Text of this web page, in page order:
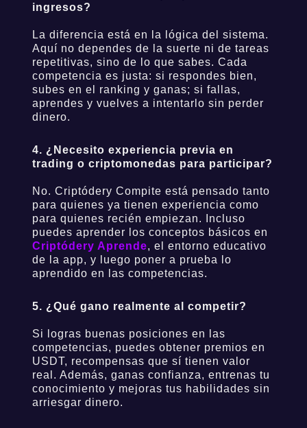
ingresos?
La diferencia está en la lógica del sistema.
Aquí no dependes de la suerte ni de tareas
repetitivas, sino de lo que sabes. Cada
competencia es justa: si respondes bien,
subes en el ranking y ganas; si fallas,
aprendes y vuelves a intentarlo sin perder
dinero.
4. ¿Necesito experiencia previa en
trading o criptomonedas para participar?
No. Criptódery Compite está pensado tanto
para quienes ya tienen experiencia como
para quienes recién empiezan. Incluso
puedes aprender los conceptos básicos en
Criptódery Aprende, el entorno educativo
de la app, y luego poner a prueba lo
aprendido en las competencias.
5. ¿Qué gano realmente al competir?
Si logras buenas posiciones en las
competencias, puedes obtener premios en
USDT, recompensas que sí tienen valor
real. Además, ganas confianza, entrenas tu
conocimiento y mejoras tus habilidades sin
arriesgar dinero.
🧠 Newsletter del Smart Trader 📈
El trade de la semana, analizado como smart money
Acceso exclusivo via Telegram